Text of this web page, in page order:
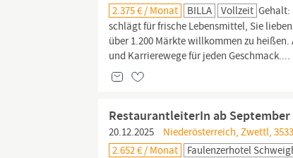
2.375 € / Monat
BILLA Vollzeit Gehalt:
schlägt für frische Lebensmittel, Sie
über 1.200 Märkte willkommen zu
und Karrierewege für jeden Geschmack....
RestaurantleiterIn ab September
20.12.2025
Niederösterreich, Zwettl,
2.652 € / Monat
Faulenzerhotel